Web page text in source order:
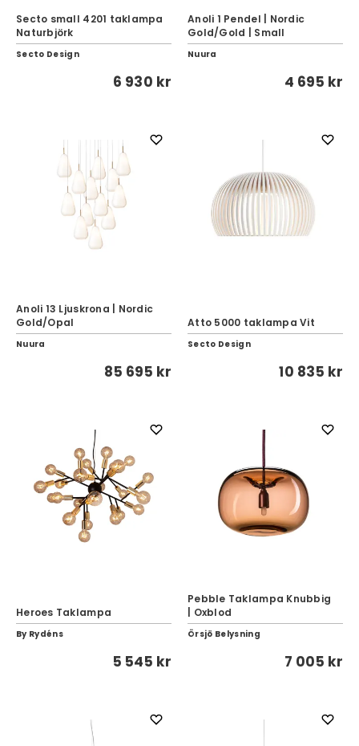
Secto small 4201 taklampa
Naturbjörk
Secto Design
6 930 kr
Anoli 1 Pendel | Nordic
Gold/Gold | Small
Nuura
4 695 kr
Anoli 13 Ljuskrona | Nordic
Gold/Opal
Nuura
85 695 kr
Atto 5000 taklampa Vit
Secto Design
10 835 kr
Heroes Taklampa
By Rydéns
5 545 kr
Pebble Taklampa Knubbig
| Oxblod
Örsjö Belysning
7 005 kr